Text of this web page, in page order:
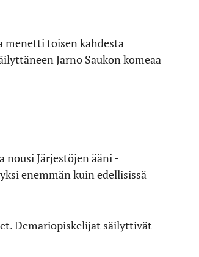
menetti toisen kahdesta
Jarno Saukon komeaa
Järjestöjen ääni -
enemmän kuin edellisissä
Demariopiskelijat säilyttivät